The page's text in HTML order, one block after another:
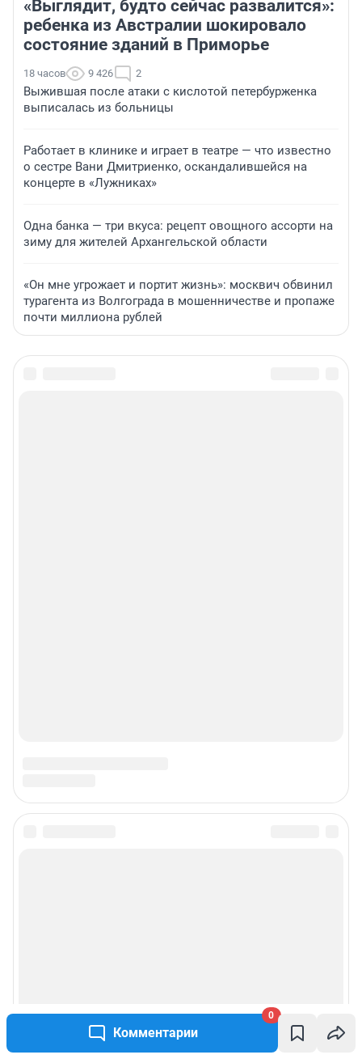
Комментарии
0
«Выглядит, будто сейчас развалится»:
ребенка из Австралии шокировало
состояние зданий в Приморье
18 часов 9 426 2
Выжившая после атаки с кислотой петербурженка
выписалась из больницы
Работает в клинике и играет в театре — что известно
о сестре Вани Дмитриенко, оскандалившейся на
концерте в «Лужниках»
Одна банка — три вкуса: рецепт овощного ассорти на
зиму для жителей Архангельской области
«Он мне угрожает и портит жизнь»: москвич обвинил
турагента из Волгограда в мошенничестве и пропаже
почти миллиона рублей